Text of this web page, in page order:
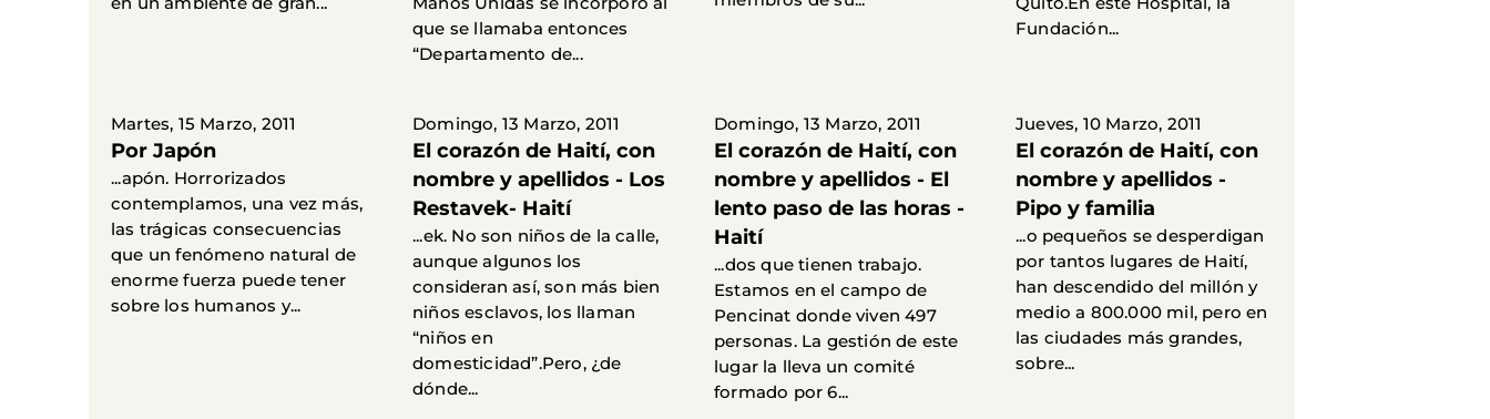
que se llamaba entonces
“Departamento de...
Fundación...
Martes, 15 Marzo, 2011
Por Japón
...apón. Horrorizados
contemplamos, una vez más,
las trágicas consecuencias
que un fenómeno natural de
enorme fuerza puede tener
sobre los humanos y...
Domingo, 13 Marzo, 2011
El corazón de Haití, con
nombre y apellidos - Los
Restavek- Haití
...ek. No son niños de la calle,
aunque algunos los
consideran así, son más bien
niños esclavos, los llaman
“niños en
domesticidad”.Pero, ¿de
dónde...
Domingo, 13 Marzo, 2011
El corazón de Haití, con
nombre y apellidos - El
lento paso de las horas -
Haití
...dos que tienen trabajo.
Estamos en el campo de
Pencinat donde viven 497
personas. La gestión de este
lugar la lleva un comité
formado por 6...
Jueves, 10 Marzo, 2011
El corazón de Haití, con
nombre y apellidos -
Pipo y familia
...o pequeños se desperdigan
por tantos lugares de Haití,
han descendido del millón y
medio a 800.000 mil, pero en
las ciudades más grandes,
sobre...